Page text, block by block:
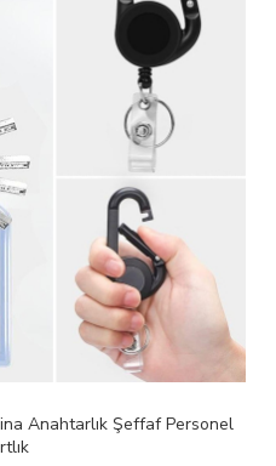
- Çanta - Araba Süsü